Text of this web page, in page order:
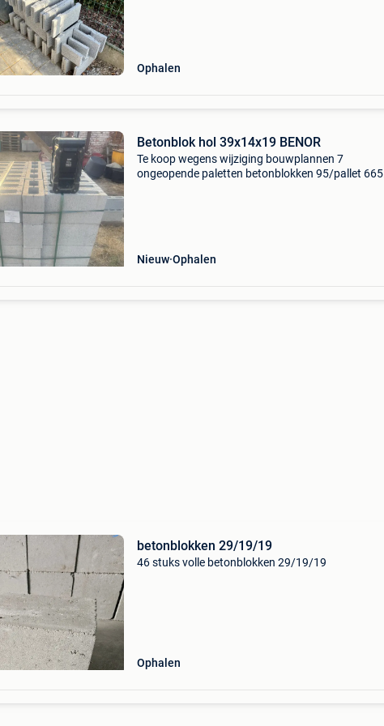
Ophalen
Betonblok hol 39x14x19 BENOR
Te koop wegens wijziging bouwplannen 7
ongeopende paletten betonblokken 95/pallet 665
Nieuw Ophalen
betonblokken 29/19/19
46 stuks volle betonblokken 29/19/19
Ophalen